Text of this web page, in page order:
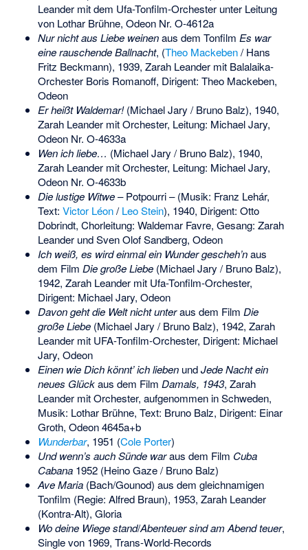
Leander mit dem Ufa-Tonfilm-Orchester unter Leitung
von Lothar Brühne, Odeon Nr. O-4612a
Nur nicht aus Liebe weinenaus dem Tonfilm Es war
eine rauschende Ballnacht, (Theo Mackeben/ Hans
Fritz Beckmann), 1939, Zarah Leander mit Balalaika-
Orchester Boris Romanoff, Dirigent: Theo Mackeben,
Odeon
Er heißt Waldemar!(Michael Jary / Bruno Balz), 1940,
Zarah Leander mit Orchester, Leitung: Michael Jary,
Odeon Nr. O-4633a
Wen ich liebe… (Michael Jary / Bruno Balz), 1940,
Zarah Leander mit Orchester, Leitung: Michael Jary,
Odeon Nr. O-4633b
Die lustige Witwe– Potpourri – (Musik: Franz Lehár,
Text: Victor Léon/Leo Stein), 1940, Dirigent: Otto
Dobrindt, Chorleitung: Waldemar Favre, Gesang: Zarah
Leander und Sven Olof Sandberg, Odeon
Ich weiß, es wird einmal ein Wunder gescheh’naus
dem Film Die große Liebe(Michael Jary / Bruno Balz),
1942, Zarah Leander mit Ufa-Tonfilm-Orchester,
Dirigent: Michael Jary, Odeon
Davon geht die Welt nicht unteraus dem Film Die
große Liebe(Michael Jary / Bruno Balz), 1942, Zarah
Leander mit UFA-Tonfilm-Orchester, Dirigent: Michael
Jary, Odeon
Einen wie Dich könnt’ ich liebenundJede Nacht ein
neues Glückaus dem Film Damals, 1943, Zarah
Leander mit Orchester, aufgenommen in Schweden,
Musik: Lothar Brühne, Text: Bruno Balz, Dirigent: Einar
Groth, Odeon 4645a+b
Wunderbar, 1951 (Cole Porter)
Und wenn’s auch Sünde waraus dem Film Cuba
Cabana1952 (Heino Gaze / Bruno Balz)
Ave Maria(Bach/Gounod) aus dem gleichnamigen
Tonfilm (Regie: Alfred Braun), 1953, Zarah Leander
(Kontra-Alt), Gloria
Wo deine Wiege stand/Abenteuer sind am Abend teuer,
Single von 1969, Trans-World-Records